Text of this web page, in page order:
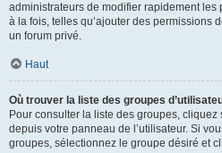
administrateurs de modifier rapidement
à la fois, telles qu’ajouter des permissions
un forum privé.
Haut
Où trouver la liste des groupes
Pour consulter la liste des groupes, cliquez
depuis votre panneau de l’utilisateur. Si
groupes, sélectionnez le groupe désiré et